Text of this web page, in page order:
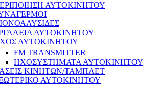
ΑΥΤΟΚΙΝΗΤΟΥ
ΑΥΤΟΚΙΝΗΤΟΥ
ΑΥΤΟΚΙΝΗΤΟΥ
FM TRANSMITTER
ΗΧΟΣΥΣΤΗΜΑΤΑ ΑΥΤΟΚΙΝΗΤΟΥ
ΚΙΝΗΤΩΝ/ΤΑΜΠΛΕΤ
ΑΥΤΟΚΙΝΗΤΟΥ